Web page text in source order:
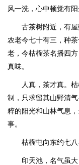
风一洗，心中顿觉有阳
古茶树附近，有
农老今七十有三，种
老，今枯榴茶名播四
真味。
人真，茶才真。
制，只求留其山野清
粹的阳光和山林气息
事。
枯榴屯向东约七
印天池，名气虽